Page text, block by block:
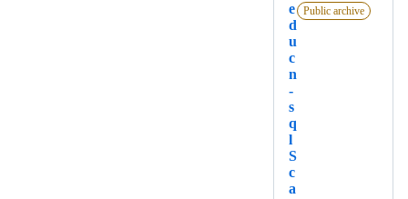
e
d
u
c
n
-
s
q
l
S
c
a
Public archive